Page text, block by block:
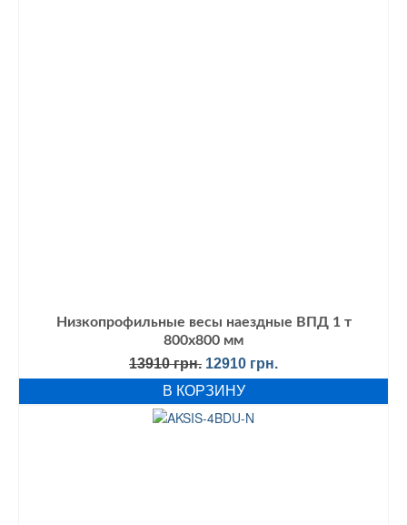
Низкопрофильные весы наездные ВПД 1 т
800х800 мм
13910грн. Первоначальная
цена
составляла
13910 грн..
12910 грн.Текущая
цена:
В КОРЗИНУ